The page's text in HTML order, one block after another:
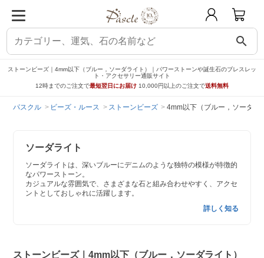
search
ストーンビーズ｜4mm以下（ブルー，ソーダライト）｜パワーストーンや誕生石のブレスレッ
ト・アクセサリー通販サイト
12時までのご注文で最短翌日にお届け 10,000円以上のご注文で送料無料
パスクル ビーズ・ルース ストーンビーズ 4mm以下（ブルー，ソーダラ
ソーダライト
ソーダライトは、深いブルーにデニムのような独特の模様が特徴的
なパワーストーン。
カジュアルな雰囲気で、さまざまな石と組み合わせやすく、アクセ
ントとしておしゃれに活躍します。
詳しく知る
ストーンビーズ｜4mm以下（ブルー，ソーダライト）